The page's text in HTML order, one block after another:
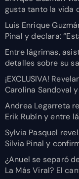
gusta tanto la vida
Luis Enrique
Pinal y declara:
Entre lágrimas,
detalles sobre su
¡EXCLUSIVA!
Carolina Sandoval
Andrea Legarreta
Erik Rubín y entre
Sylvia Pasquel
Silvia Pinal y
¿Anuel se separó
La Más Viral? El